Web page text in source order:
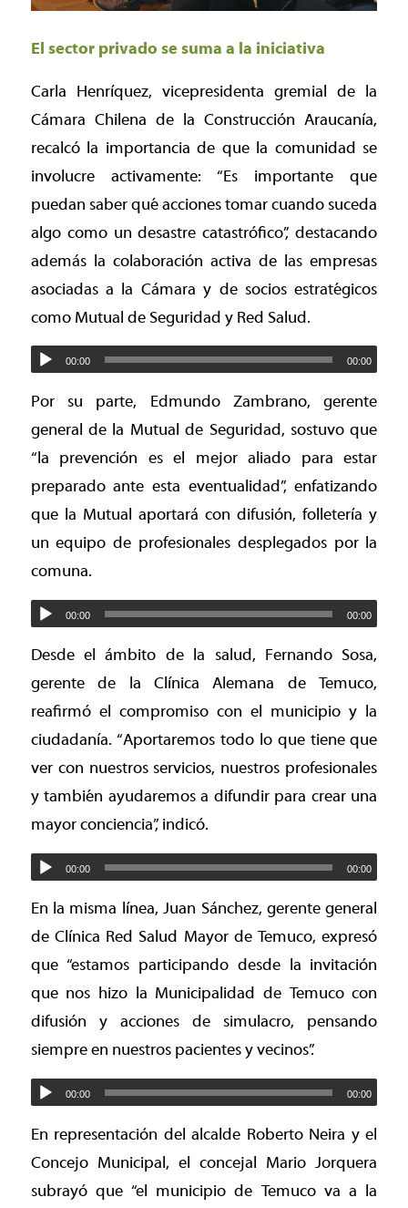
El sector privado se suma a la iniciativa
Carla Henríquez, vicepresidenta gremial de la
Cámara Chilena de la Construcción Araucanía,
recalcó la importancia de que la comunidad se
involucre activamente: “Es importante que
puedan saber qué acciones tomar cuando suceda
algo como un desastre catastrófico”, destacando
además la colaboración activa de las empresas
asociadas a la Cámara y de socios estratégicos
como Mutual de Seguridad y Red Salud.
00:00 00:00
Por su parte, Edmundo Zambrano, gerente
general de la Mutual de Seguridad, sostuvo que
“la prevención es el mejor aliado para estar
preparado ante esta eventualidad”, enfatizando
que la Mutual aportará con difusión, folletería y
un equipo de profesionales desplegados por la
comuna.
00:00 00:00
Desde el ámbito de la salud, Fernando Sosa,
gerente de la Clínica Alemana de Temuco,
reafirmó el compromiso con el municipio y la
ciudadanía. “Aportaremos todo lo que tiene que
ver con nuestros servicios, nuestros profesionales
y también ayudaremos a difundir para crear una
mayor conciencia”, indicó.
00:00 00:00
En la misma línea, Juan Sánchez, gerente general
de Clínica Red Salud Mayor de Temuco, expresó
que “estamos participando desde la invitación
que nos hizo la Municipalidad de Temuco con
difusión y acciones de simulacro, pensando
siempre en nuestros pacientes y vecinos”.
00:00 00:00
En representación del alcalde Roberto Neira y el
Concejo Municipal, el concejal Mario Jorquera
subrayó que “el municipio de Temuco va a la